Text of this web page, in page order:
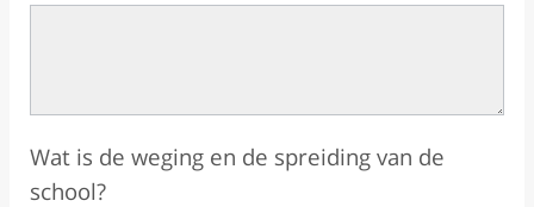
Wat is de weging en de spreiding van de
school?